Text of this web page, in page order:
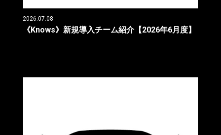
2026.07.08
《Knows》新規導入チーム紹介【2026年6月度】